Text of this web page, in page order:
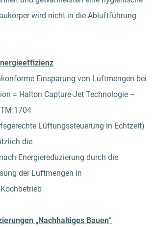
wird nicht in die Abluftführung
Einsparung von Luftmengen bei
= Halton Capture-Jet Technologie –
1704
Lüftungssteuerung in Echtzeit)
die
Energiereduzierung durch die
der Luftmengen in
„Nachhaltiges Bauen“